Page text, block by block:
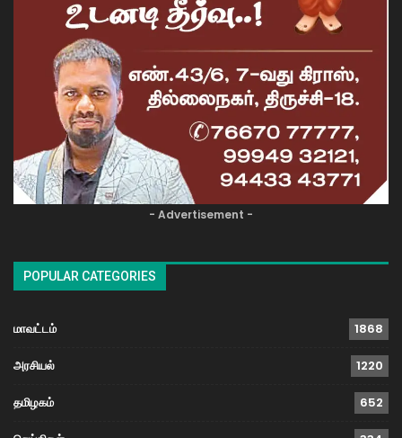
- Advertisement -
POPULAR CATEGORIES
மாவட்டம் 1868
அரசியல் 1220
தமிழகம் 652